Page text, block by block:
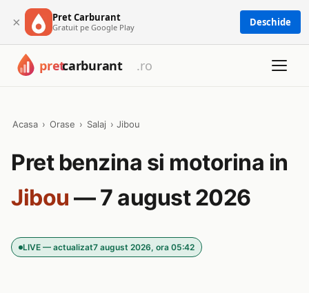
× Pret Carburant
Gratuit pe Google Play Deschide
Acasa › Orase › Salaj › Jibou
Pret benzina si motorina in
Jibou — 7 august 2026
LIVE — actualizat7 august 2026, ora 05:42